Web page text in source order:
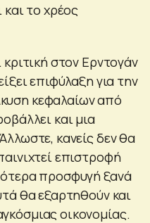
το χρέος
κριτική στον Ερντογάν
επιφύλαξη για την
κεφαλαίων από
και μια
κανείς δεν θα
επιστροφή
προσφυγή ξανά
θα εξαρτηθούν και
οικονομίας.